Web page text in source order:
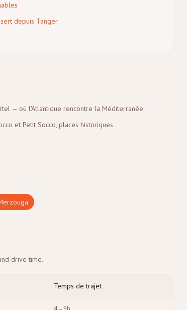
depuis Tanger
— où l'Atlantique rencontre la Méditerranée
et Petit Socco, places historiques
drive time.
Temps de trajet